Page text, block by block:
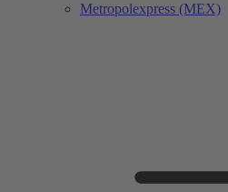
Metropolexpress (MEX)